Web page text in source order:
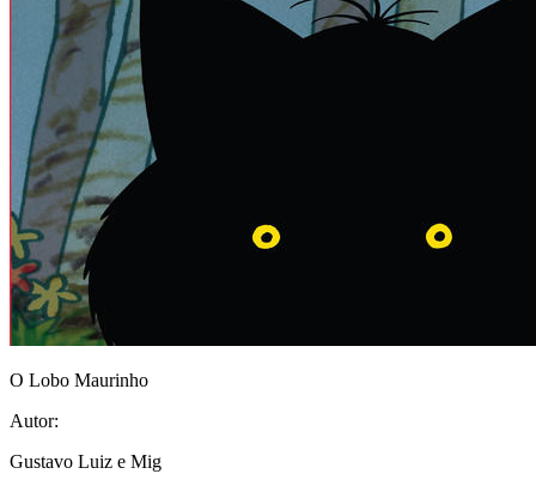
O Lobo Maurinho
Autor:
Gustavo Luiz e Mig